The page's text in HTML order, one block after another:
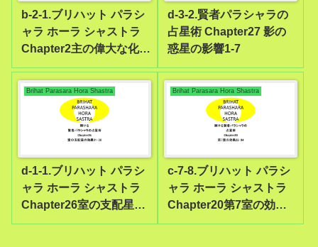
b-2-1.ブリハット パラシ
ャラ ホーラ シャストラ
Chapter2主の偉大な化身
1-4
d-3-2.賢者パラシャラの
占星術 Chapter27 影の
惑星の影響1-7
Brihat Parasara Hora Shastra
d-1-1.ブリハット パラシ
ャラ ホーラ シャストラ
Chapter26室の支配星の
効果31-36
Brihat Parasara Hora Shastra
c-7-8.ブリハット パラシ
ャラ ホーラ シャストラ
Chapter20第7室の効果
22-34